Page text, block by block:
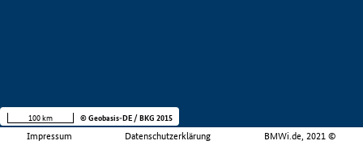
Impressum Datenschutzerklärung BMWi.de, 2021 ©
100 km © Geobasis-DE / BKG 2015